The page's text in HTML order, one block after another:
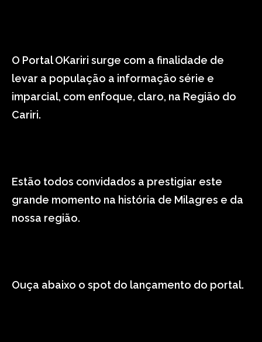
O Portal OKariri surge com a finalidade de
levar a população a informação série e
imparcial, com enfoque, claro, na Região do
Cariri.
Estão todos convidados a prestigiar este
grande momento na história de Milagres e da
nossa região.
Ouça abaixo o spot do lançamento do portal.